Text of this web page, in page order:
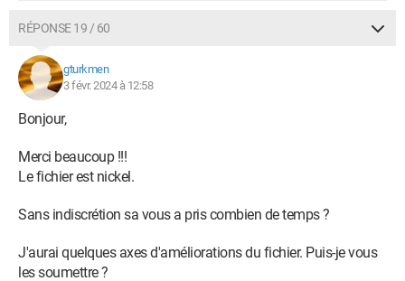
RÉPONSE 19 / 60
gturkmen
3 févr. 2024 à 12:58
Bonjour,
Merci beaucoup !!!
Le fichier est nickel.
Sans indiscrétion sa vous a pris combien de temps ?
J'aurai quelques axes d'améliorations du fichier. Puis-je vous
les soumettre ?